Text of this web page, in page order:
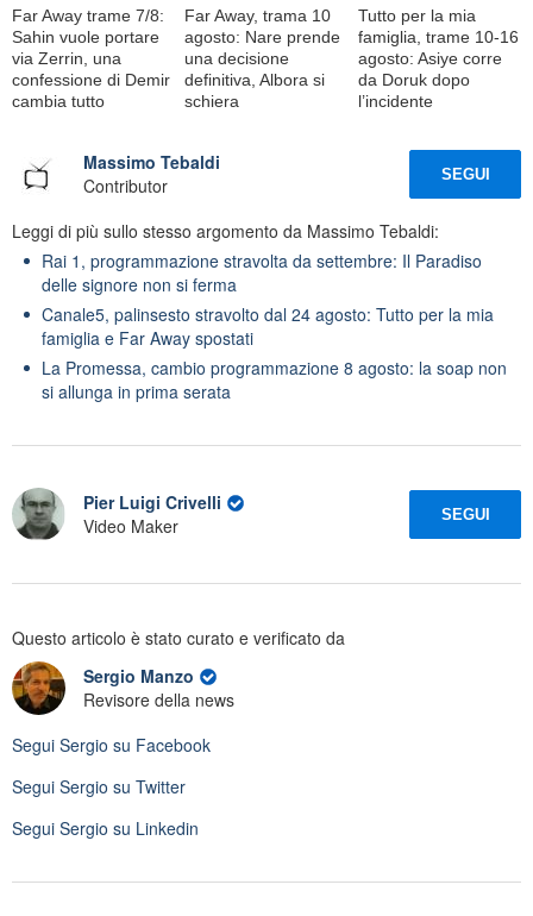
Far Away trame 7/8:
Sahin vuole portare
via Zerrin, una
confessione di Demir
cambia tutto
Far Away, trama 10
agosto: Nare prende
una decisione
definitiva, Albora si
schiera
Tutto per la mia
famiglia, trame 10-16
agosto: Asiye corre
da Doruk dopo
l’incidente
Massimo Tebaldi
Contributor
SEGUI
Leggi di più sullo stesso argomento da Massimo Tebaldi:
Rai 1, programmazione stravolta da settembre: Il Paradiso
delle signore non si ferma
Canale5, palinsesto stravolto dal 24 agosto: Tutto per la mia
famiglia e Far Away spostati
La Promessa, cambio programmazione 8 agosto: la soap non
si allunga in prima serata
Pier Luigi Crivelli
Video Maker
SEGUI
Questo articolo è stato curato e verificato da
Sergio Manzo
Revisore della news
Segui Sergio su Facebook
Segui Sergio su Twitter
Segui Sergio su Linkedin